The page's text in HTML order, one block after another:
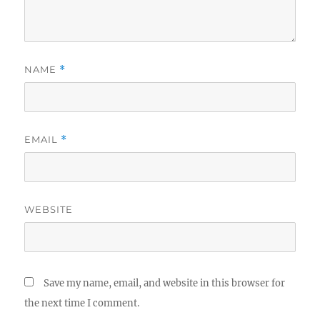
NAME *
EMAIL *
WEBSITE
Save my name, email, and website in this browser for
the next time I comment.